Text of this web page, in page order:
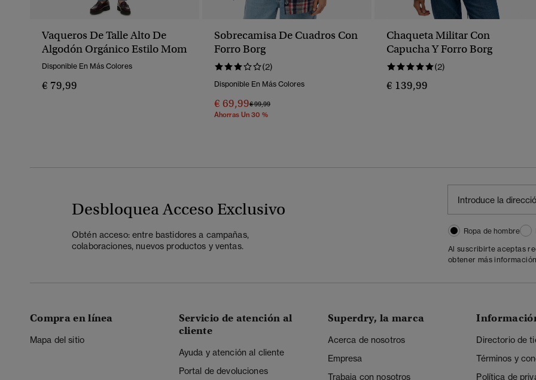
Vaqueros De Talle Alto De
Algodón Orgánico Estilo Mom
Disponible En Más Colores
€ 79,99
Sobrecamisa De Cuadros Con
Forro Borg
(2)
Disponible En Más Colores
€ 69,99Precio Rebajado De
€ 99,99A
Ahorras Un 30 %
Chaqueta Militar Con
Capucha Y Forro Borg
(2)
€ 139,99
Desbloquea Acceso Exclusivo
Obtén acceso: entre bastidores a campañas,
colaboraciones, nuevos productos y ventas.
Ropa de hombre
Al suscribirte aceptas
obtener más
Compra en línea
Mapa del sitio
Servicio de atención al
cliente
Ayuda y atención al cliente
Portal de devoluciones
Superdry, la marca
Acerca de nosotros
Empresa
Trabaja con nosotros
Directorio de
Términos y
Política de